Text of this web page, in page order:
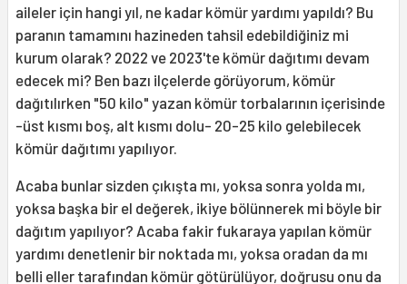
aileler için hangi yıl, ne kadar kömür yardımı yapıldı? Bu
paranın tamamını hazineden tahsil edebildiğiniz mi
kurum olarak? 2022 ve 2023'te kömür dağıtımı devam
edecek mi? Ben bazı ilçelerde görüyorum, kömür
dağıtılırken "50 kilo" yazan kömür torbalarının içerisinde
-üst kısmı boş, alt kısmı dolu- 20-25 kilo gelebilecek
kömür dağıtımı yapılıyor.
Acaba bunlar sizden çıkışta mı, yoksa sonra yolda mı,
yoksa başka bir el değerek, ikiye bölünnerek mi böyle bir
dağıtım yapılıyor? Acaba fakir fukaraya yapılan kömür
yardımı denetlenir bir noktada mı, yoksa oradan da mı
belli eller tarafından kömür götürülüyor, doğrusu onu da